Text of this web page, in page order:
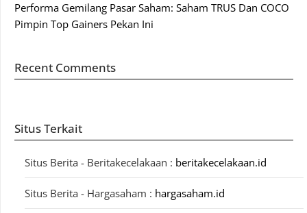
Performa Gemilang Pasar Saham: Saham TRUS Dan COCO
Pimpin Top Gainers Pekan Ini
Recent Comments
Situs Terkait
Situs Berita - Beritakecelakaan : beritakecelakaan.id
Situs Berita - Hargasaham : hargasaham.id